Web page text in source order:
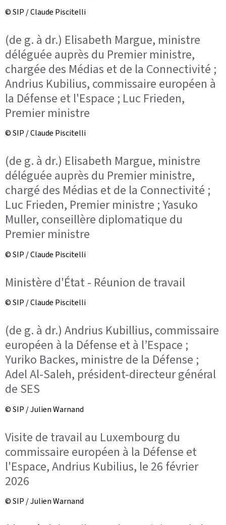
© SIP / Claude Piscitelli
(de g. à dr.) Elisabeth Margue, ministre
déléguée auprès du Premier ministre,
chargée des Médias et de la Connectivité ;
Andrius Kubilius, commissaire européen à
la Défense et l'Espace ; Luc Frieden,
Premier ministre
© SIP / Claude Piscitelli
(de g. à dr.) Elisabeth Margue, ministre
déléguée auprès du Premier ministre,
chargé des Médias et de la Connectivité ;
Luc Frieden, Premier ministre ; Yasuko
Muller, conseillère diplomatique du
Premier ministre
© SIP / Claude Piscitelli
Ministère d'État - Réunion de travail
© SIP / Claude Piscitelli
(de g. à dr.) Andrius Kubillius, commissaire
européen à la Défense et à l’Espace ;
Yuriko Backes, ministre de la Défense ;
Adel Al-Saleh, président-directeur général
de SES
© SIP / Julien Warnand
Visite de travail au Luxembourg du
commissaire européen à la Défense et
l'Espace, Andrius Kubilius, le 26 février
2026
© SIP / Julien Warnand